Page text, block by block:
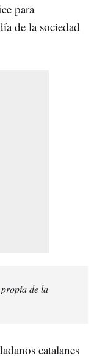
para
de la sociedad
de la
catalanes